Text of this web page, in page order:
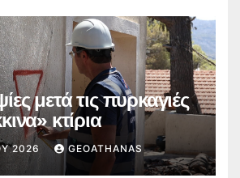
μετά τις πυρκαγιές
κτίρια
2026 GEOATHANAS